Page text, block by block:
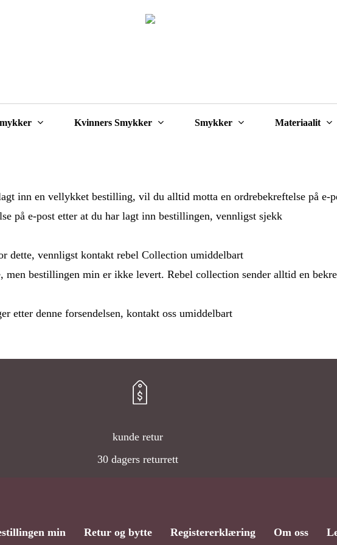
Kvinners Smykker Smykker Materiaalit
inn en vellykket bestilling, vil du alltid motta en ordrebekreftelse på e-
på e-post etter at du har lagt inn bestillingen, vennligst sjekk
dette, vennligst kontakt rebel Collection umiddelbart
men bestillingen min er ikke levert. Rebel collection sender alltid en
etter denne forsendelsen, kontakt oss umiddelbart
kunde retur
30 dagers returrett
min Retur og bytte Registererklæring Om oss